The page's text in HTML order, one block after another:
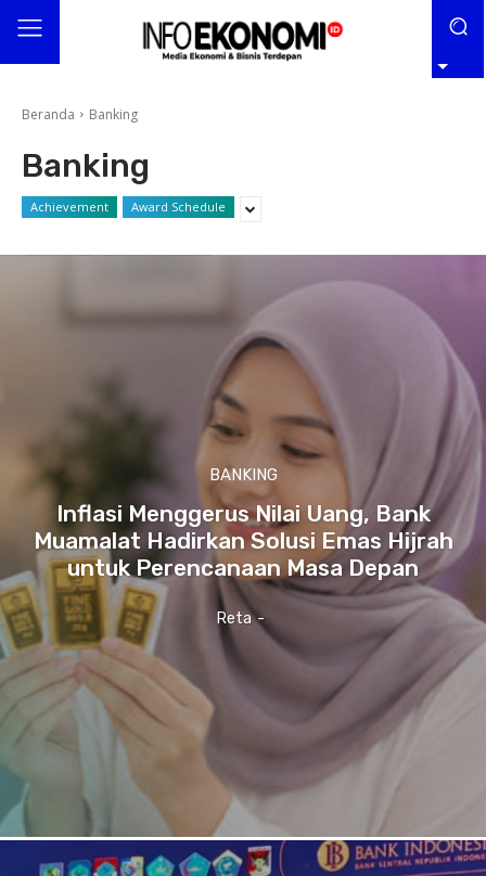
Beranda Banking
Banking
Achievement Award Schedule
BANKING
Inflasi Menggerus Nilai Uang, Bank
Muamalat Hadirkan Solusi Emas Hijrah
untuk Perencanaan Masa Depan
Reta -